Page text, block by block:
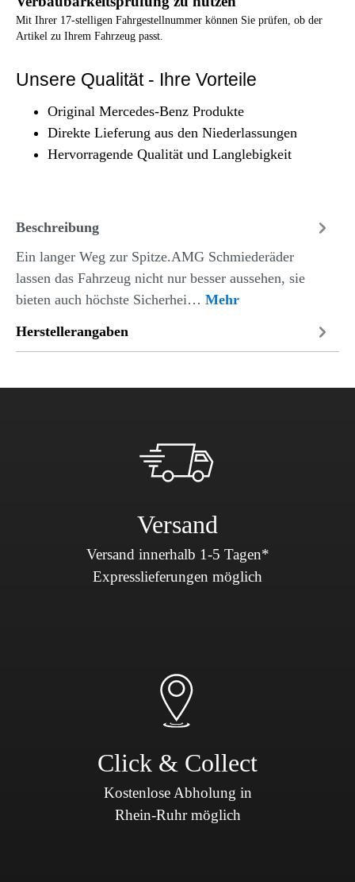
Mit Ihrer 17-stelligen Fahrgestellnummer können Sie prüfen, ob der
Artikel zu Ihrem Fahrzeug passt.
Unsere Qualität - Ihre Vorteile
Original Mercedes-Benz Produkte
Direkte Lieferung aus den Niederlassungen
Hervorragende Qualität und Langlebigkeit
Beschreibung
Ein langer Weg zur Spitze.AMG Schmiederäder
lassen das Fahrzeug nicht nur besser aussehen, sie
bieten auch höchste Sicherhei… Mehr
Herstellerangaben
Versand
Versand innerhalb 1-5 Tagen*
Expresslieferungen möglich
Click & Collect
Kostenlose Abholung in
Rhein-Ruhr möglich